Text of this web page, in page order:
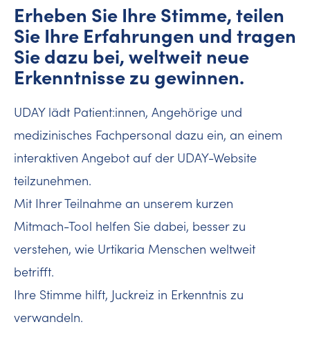
Erheben Sie Ihre Stimme, teilen
Sie Ihre Erfahrungen und tragen
Sie dazu bei, weltweit neue
Erkenntnisse zu gewinnen.
UDAY lädt Patient:innen, Angehörige und
medizinisches Fachpersonal dazu ein, an einem
interaktiven Angebot auf der UDAY-Website
teilzunehmen.
Mit Ihrer Teilnahme an unserem kurzen
Mitmach-Tool helfen Sie dabei, besser zu
verstehen, wie Urtikaria Menschen weltweit
betrifft.
Ihre Stimme hilft, Juckreiz in Erkenntnis zu
verwandeln.